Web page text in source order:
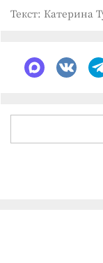
Текст: Катерина